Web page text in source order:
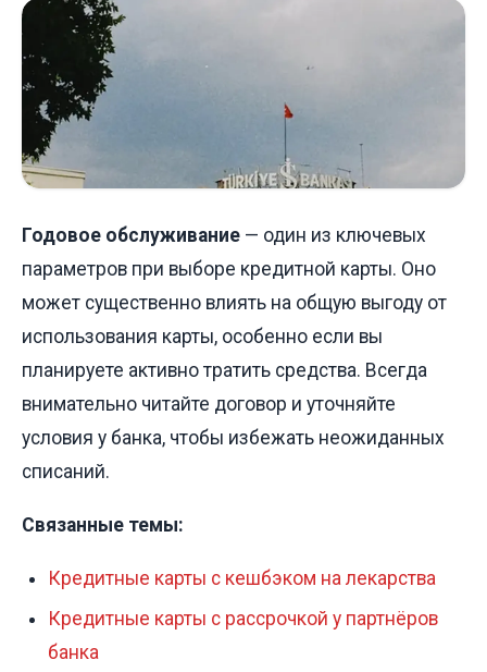
Годовое обслуживание — один из ключевых
параметров при выборе кредитной карты. Оно
может существенно влиять на общую выгоду от
использования карты, особенно если вы
планируете активно тратить средства. Всегда
внимательно читайте договор и уточняйте
условия у банка, чтобы избежать неожиданных
списаний.
Связанные темы:
Кредитные карты с кешбэком на лекарства
Кредитные карты с рассрочкой у партнёров
банка